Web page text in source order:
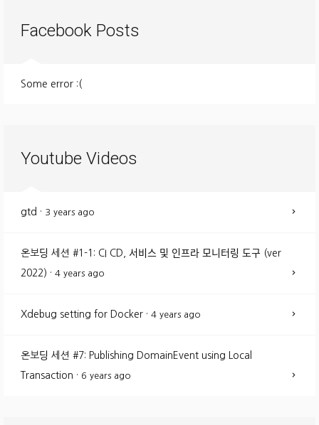
Facebook Posts
Some error :(
Youtube Videos
gtd · 3 years ago
온보딩 세션 #1-1: CI CD, 서비스 및 인프라 모니터링 도구 (ver
2022) · 4 years ago
Xdebug setting for Docker · 4 years ago
온보딩 세션 #7: Publishing DomainEvent using Local
Transaction · 6 years ago